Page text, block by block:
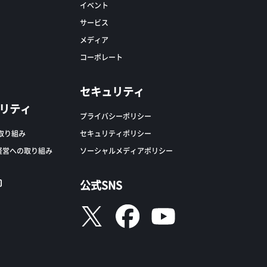
ティ
り組み
への取り組み
イベント
サービス
メディア
コーポレート
セキュリティ
プライバシーポリシー
セキュリティポリシー
ソーシャルメディアポリシー
公式SNS